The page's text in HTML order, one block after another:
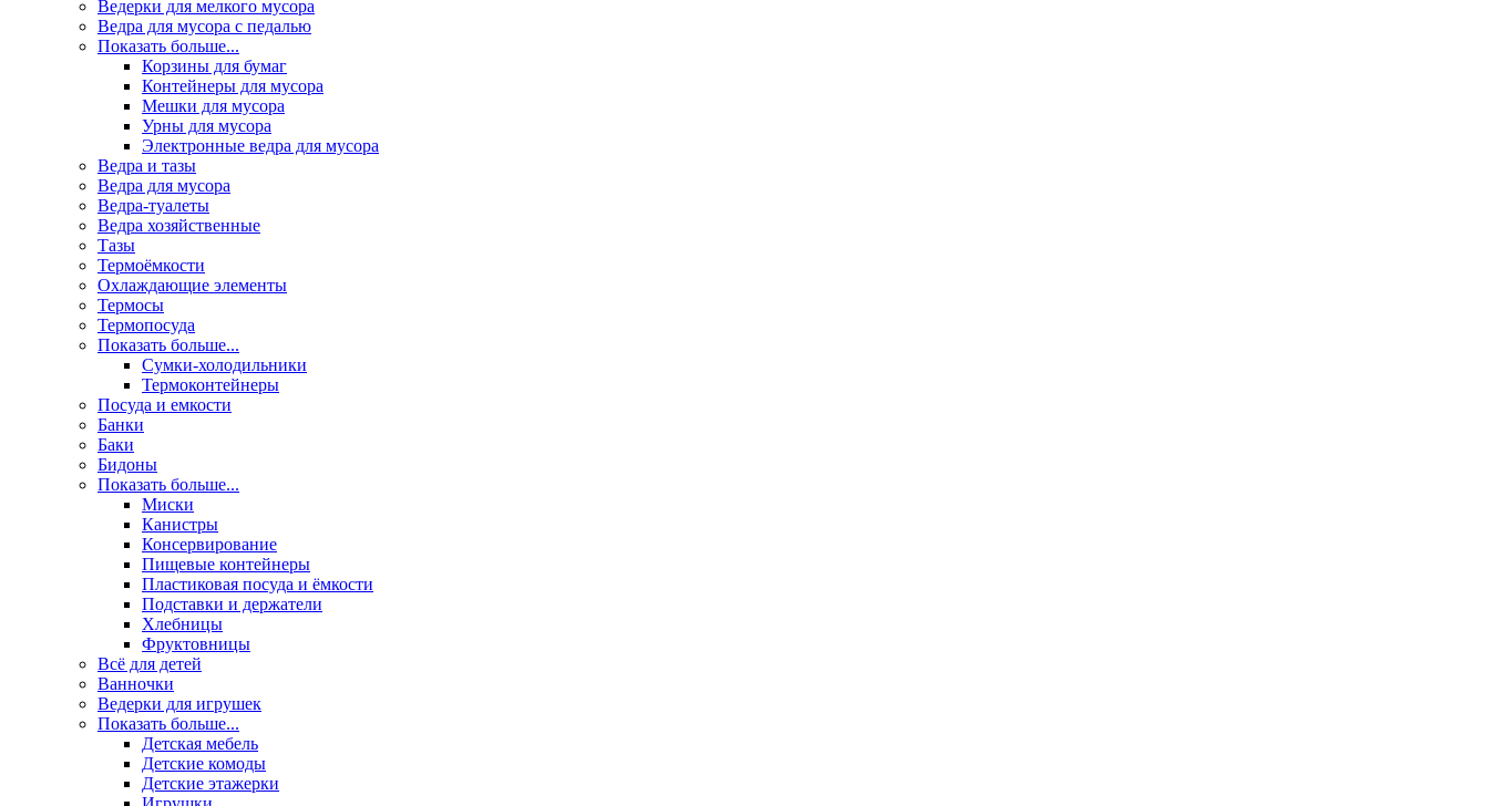
Ведерки для мелкого мусора
Ведра для мусора с педалью
Показать больше...
Корзины для бумаг
Контейнеры для мусора
Мешки для мусора
Урны для мусора
Электронные ведра для мусора
Ведра и тазы
Ведра для мусора
Ведра-туалеты
Ведра хозяйственные
Тазы
Термоёмкости
Охлаждающие элементы
Термосы
Термопосуда
Показать больше...
Сумки-холодильники
Термоконтейнеры
Посуда и емкости
Банки
Баки
Бидоны
Показать больше...
Миски
Канистры
Консервирование
Пищевые контейнеры
Пластиковая посуда и ёмкости
Подставки и держатели
Хлебницы
Фруктовницы
Всё для детей
Ванночки
Ведерки для игрушек
Показать больше...
Детская мебель
Детские комоды
Детские этажерки